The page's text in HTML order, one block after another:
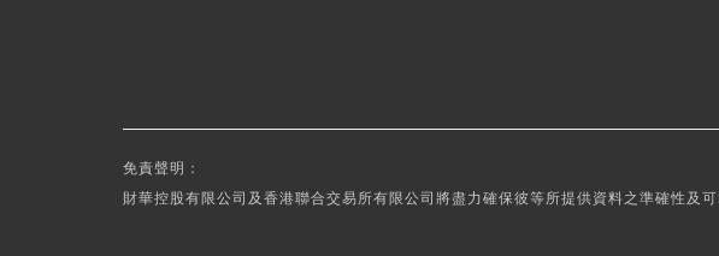
免責聲明：
財華控股有限公司及香港聯合交易所有限公司將盡力確保彼等所提供資料之準確性及